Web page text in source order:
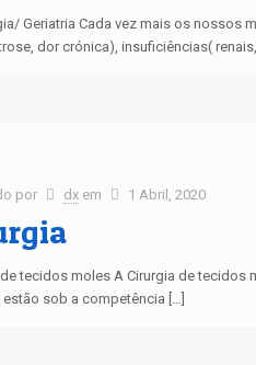
Geriatria Cada vez mais os nossos
dor crónica), insuficiências(
por dx em 1 Abril, 2020
tecidos moles A Cirurgia de
estão sob a competência […]